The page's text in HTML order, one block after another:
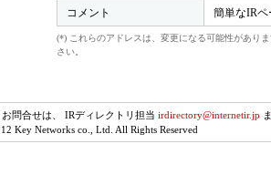
コメント 簡単なIRペ
(*) これらのアドレスは、変更になる可能性があり
さい。
問合せは、 IRディレクトリ担当 irdirectory@internetir.jp
Key Networks co., Ltd. All Rights Reserved